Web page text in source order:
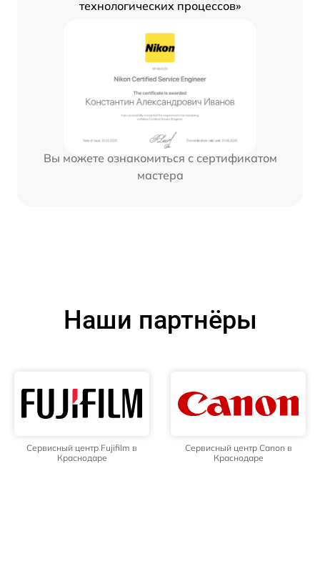
технологических процессов»
Вы можете ознакомиться с сертификатом
мастера
Наши партнёры
Сервисный центр Fujifilm в
Краснодаре
Сервисный центр Canon в
Краснодаре